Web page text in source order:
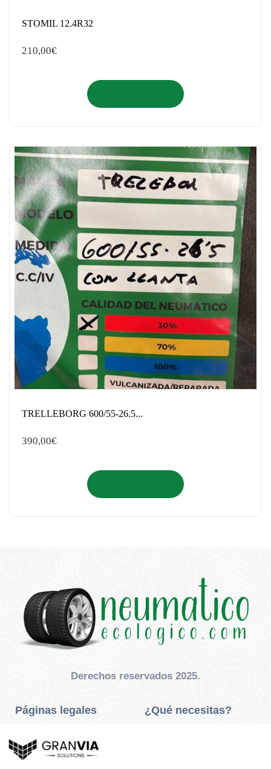
STOMIL 12.4R32
210,00€
TRELLEBORG 600/55-26.5...
390,00€
Derechos reservados 2025.
Páginas legales
Privacidad Y Cookies
Aviso Legal
¿Qué necesitas?